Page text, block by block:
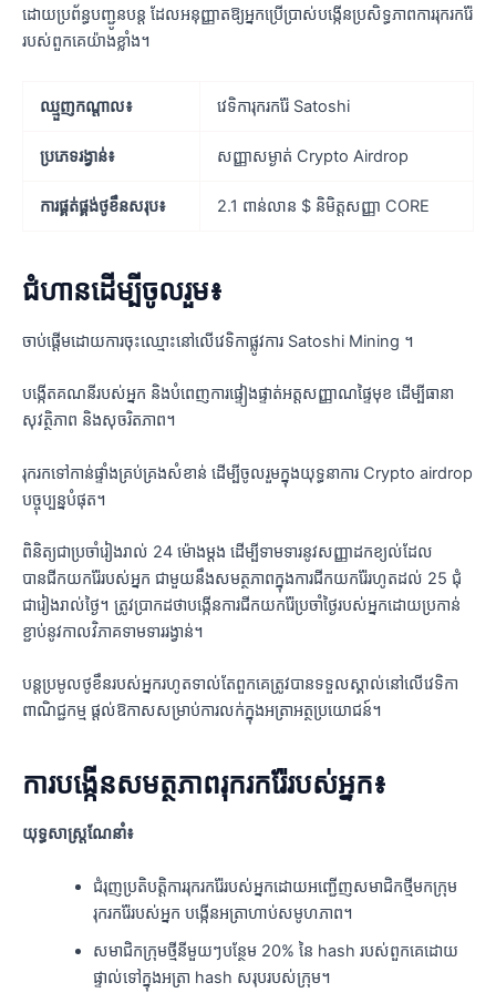
ដោយប្រព័ន្ធបញ្ជូនបន្ត ដែលអនុញ្ញាតឱ្យអ្នកប្រើប្រាស់បង្កើនប្រសិទ្ធភាពការរុករករ៉ែ
របស់ពួកគេយ៉ាងខ្លាំង។
ឈ្មួញកណ្តាល៖ វេទិការុករករ៉ែ Satoshi
ប្រភេទរង្វាន់៖ សញ្ញាសម្ងាត់ Crypto Airdrop
ការផ្គត់ផ្គង់ថូខឹនសរុប៖ 2.1 ពាន់លាន $ និមិត្តសញ្ញា CORE
ជំហានដើម្បីចូលរួម៖
ចាប់ផ្តើមដោយការចុះឈ្មោះនៅលើវេទិកាផ្លូវការ Satoshi Mining ។
បង្កើតគណនីរបស់អ្នក និងបំពេញការផ្ទៀងផ្ទាត់អត្តសញ្ញាណផ្ទៃមុខ ដើម្បីធានា
សុវត្ថិភាព និងសុចរិតភាព។
រុករកទៅកាន់ផ្ទាំងគ្រប់គ្រងសំខាន់ ដើម្បីចូលរួមក្នុងយុទ្ធនាការ Crypto airdrop
បច្ចុប្បន្នបំផុត។
ពិនិត្យជាប្រចាំរៀងរាល់ 24 ម៉ោងម្តង ដើម្បីទាមទារនូវសញ្ញាដកខ្យល់ដែល
បានជីកយករ៉ែរបស់អ្នក ជាមួយនឹងសមត្ថភាពក្នុងការជីកយករ៉ែរហូតដល់ 25 ជុំ
ជារៀងរាល់ថ្ងៃ។ ត្រូវប្រាកដថាបង្កើនការជីកយករ៉ែប្រចាំថ្ងៃរបស់អ្នកដោយប្រកាន់
ខ្ជាប់នូវកាលវិភាគទាមទាររង្វាន់។
បន្តប្រមូលថូខឹនរបស់អ្នករហូតទាល់តែពួកគេត្រូវបានទទួលស្គាល់នៅលើវេទិកា
ពាណិជ្ជកម្ម ផ្តល់ឱកាសសម្រាប់ការលក់ក្នុងអត្រាអត្ថប្រយោជន៍។
ការបង្កើនសមត្ថភាពរុករករ៉ែរបស់អ្នក៖
យុទ្ធសាស្រ្តណែនាំ៖
ជំរុញប្រតិបត្តិការរុករករ៉ែរបស់អ្នកដោយអញ្ជើញសមាជិកថ្មីមកក្រុម
រុករករ៉ែរបស់អ្នក បង្កើនអត្រាហាប់សមូហភាព។
សមាជិកក្រុមថ្មីនីមួយៗបន្ថែម 20% នៃ hash របស់ពួកគេដោយ
ផ្ទាល់ទៅក្នុងអត្រា hash សរុបរបស់ក្រុម។